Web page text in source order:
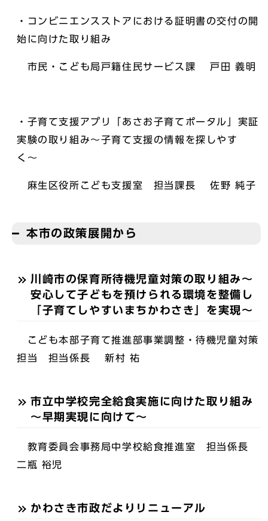
・コンビニエンスストアにおける証明書の交付の開
始に向けた取り組み
市民・こども局戸籍住民サービス課 戸田 義明
・子育て支援アプリ「あさお子育てポータル」実証
実験の取り組み〜子育て支援の情報を探しやす
く〜
麻生区役所こども支援室 担当課長 佐野 純子
本市の政策展開から
川崎市の保育所待機児童対策の取り組み〜
安心して子どもを預けられる環境を整備し
「子育てしやすいまちかわさき」を実現〜
こども本部子育て推進部事業調整・待機児童対策
担当 担当係長 新村 祐
市立中学校完全給食実施に向けた取り組み
～早期実現に向けて～
教育委員会事務局中学校給食推進室 担当係長
二瓶 裕児
かわさき市政だよりリニューアル